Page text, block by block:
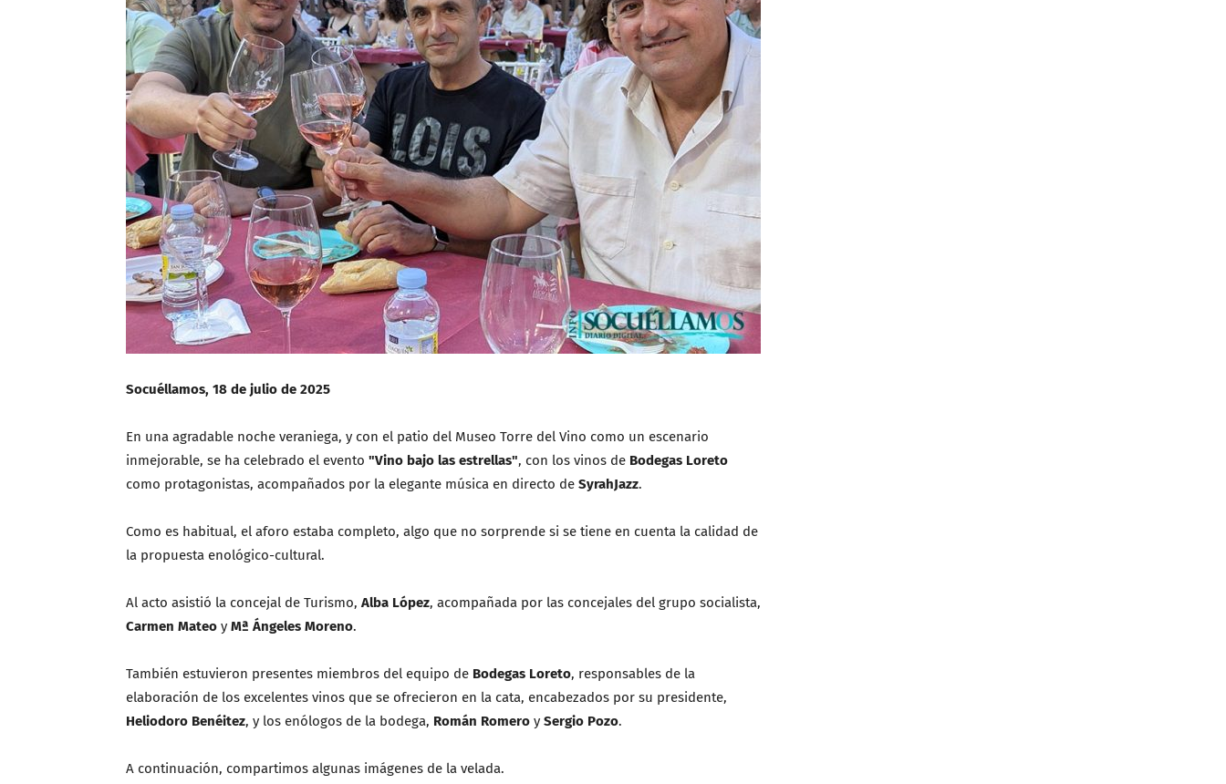
Socuéllamos, 18 de julio de 2025
En una agradable noche veraniega, y con el patio del Museo Torre del Vino como un escenario
inmejorable, se ha celebrado el evento "Vino bajo las estrellas", con los vinos de Bodegas Loreto
como protagonistas, acompañados por la elegante música en directo de SyrahJazz.
Como es habitual, el aforo estaba completo, algo que no sorprende si se tiene en cuenta la calidad de
la propuesta enológico-cultural.
Al acto asistió la concejal de Turismo, Alba López, acompañada por las concejales del grupo socialista,
Carmen Mateo y Mª Ángeles Moreno.
También estuvieron presentes miembros del equipo de Bodegas Loreto, responsables de la
elaboración de los excelentes vinos que se ofrecieron en la cata, encabezados por su presidente,
Heliodoro Benéitez, y los enólogos de la bodega, Román Romero y Sergio Pozo.
A continuación, compartimos algunas imágenes de la velada.